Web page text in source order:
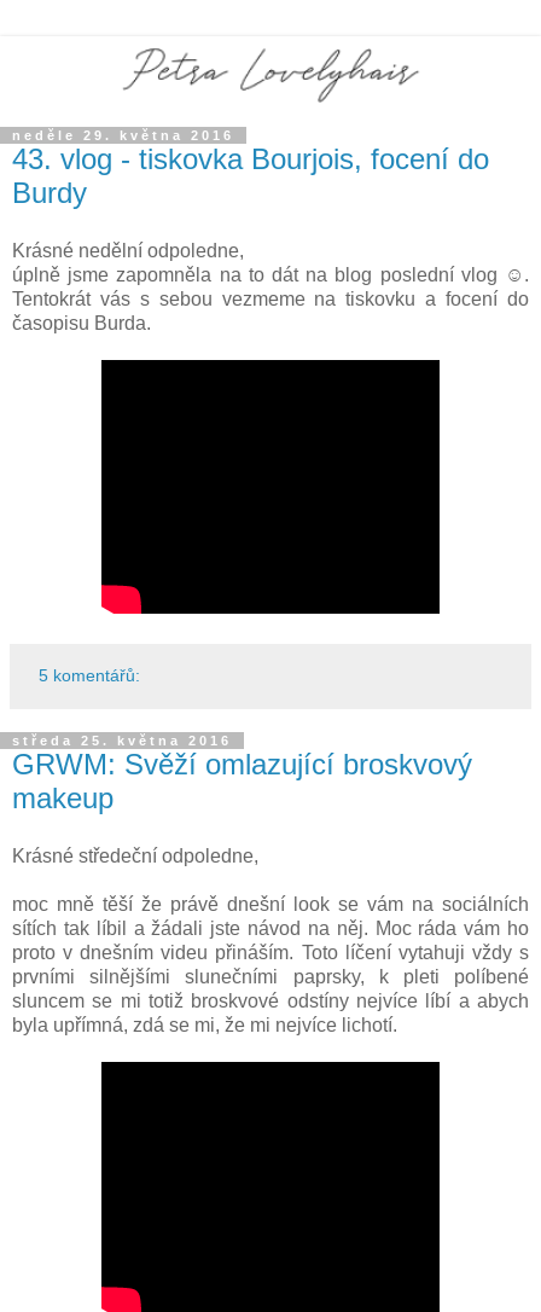
neděle 29. května 2016
43. vlog - tiskovka Bourjois, focení do
Burdy
Krásné nedělní odpoledne,
úplně jsme zapomněla na to dát na blog poslední vlog ☺.
Tentokrát vás s sebou vezmeme na tiskovku a focení do
časopisu Burda.
5 komentářů:
středa 25. května 2016
GRWM: Svěží omlazující broskvový
makeup
Krásné středeční odpoledne,
moc mně těší že právě dnešní look se vám na sociálních
sítích tak líbil a žádali jste návod na něj. Moc ráda vám ho
proto v dnešním videu přináším. Toto líčení vytahuji vždy s
prvními silnějšími slunečními paprsky, k pleti políbené
sluncem se mi totiž broskvové odstíny nejvíce líbí a abych
byla upřímná, zdá se mi, že mi nejvíce lichotí.